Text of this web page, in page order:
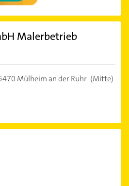
Malerbetrieb
Mülheim an der Ruhr (Mitte)